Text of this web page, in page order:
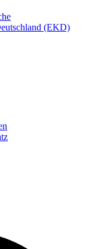
(EKD)